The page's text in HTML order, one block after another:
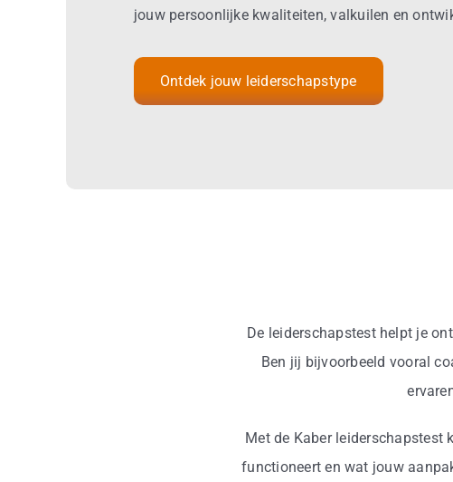
jouw persoonlijke kwaliteiten, valkuilen en
Ontdek jouw leiderschapstype
De leiderschapstest helpt je
Ben jij bijvoorbeeld vooral
Met de Kaber
functioneert en wat jouw